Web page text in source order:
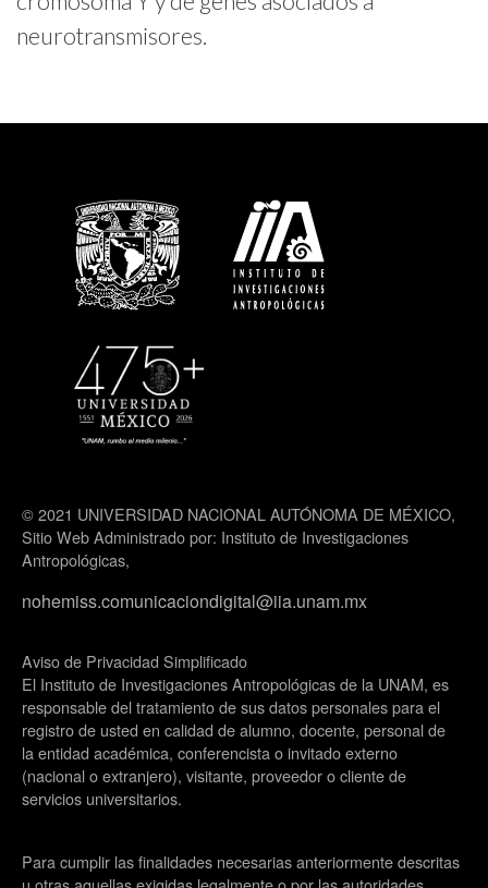
neurotransmisores.
© 2021 UNIVERSIDAD NACIONAL AUTÓNOMA DE MÉXICO,
Sitio Web Administrado por: Instituto de Investigaciones
Antropológicas,
nohemiss.comunicaciondigital@iia.unam.mx
Aviso de Privacidad Simplificado
El Instituto de Investigaciones Antropológicas de la UNAM, es
responsable del tratamiento de sus datos personales para el
registro de usted en calidad de alumno, docente, personal de
la entidad académica, conferencista o invitado externo
(nacional o extranjero), visitante, proveedor o cliente de
servicios universitarios.
Para cumplir las finalidades necesarias anteriormente descritas